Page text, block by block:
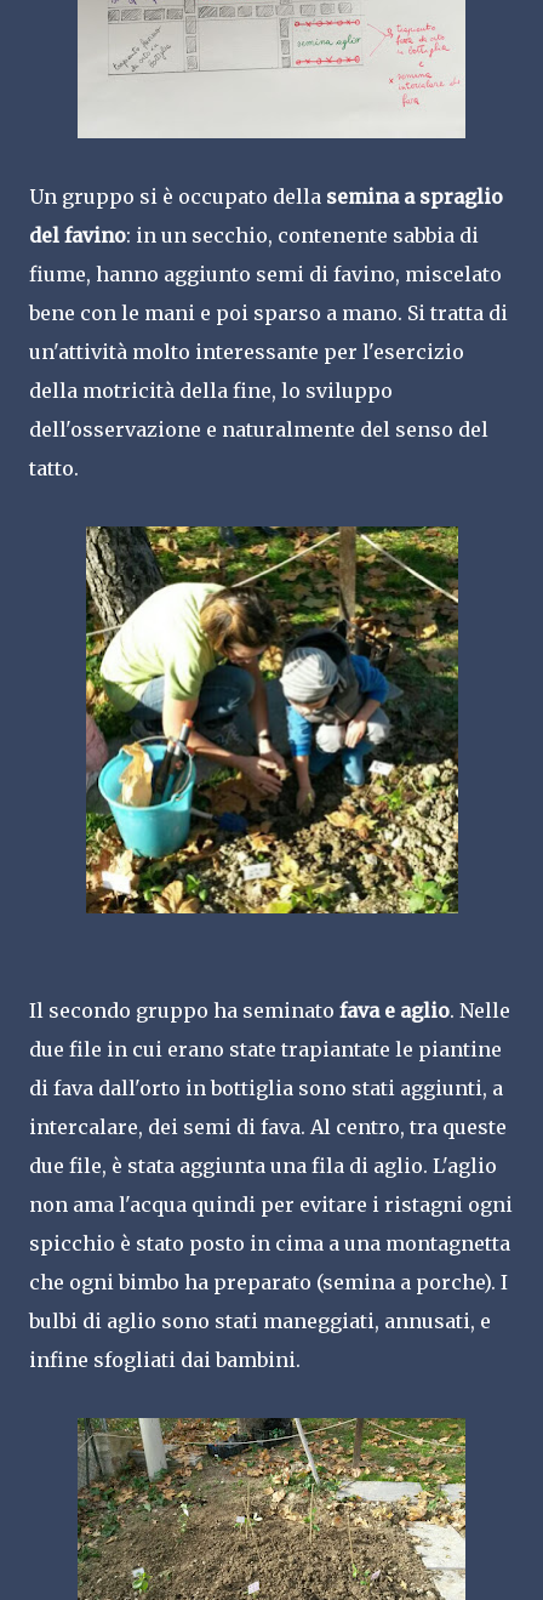
Un gruppo si è occupato della semina a spraglio
del favino: in un secchio, contenente sabbia di
fiume, hanno aggiunto semi di favino, miscelato
bene con le mani e poi sparso a mano. Si tratta di
un'attività molto interessante per l'esercizio
della motricità della fine, lo sviluppo
dell'osservazione e naturalmente del senso del
tatto.
Il secondo gruppo ha seminato fava e aglio. Nelle
due file in cui erano state trapiantate le piantine
di fava dall'orto in bottiglia sono stati aggiunti, a
intercalare, dei semi di fava. Al centro, tra queste
due file, è stata aggiunta una fila di aglio. L'aglio
non ama l'acqua quindi per evitare i ristagni ogni
spicchio è stato posto in cima a una montagnetta
che ogni bimbo ha preparato (semina a porche). I
bulbi di aglio sono stati maneggiati, annusati, e
infine sfogliati dai bambini.